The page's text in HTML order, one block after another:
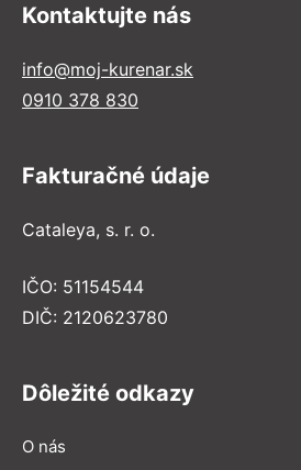
Kontaktujte nás
info@moj-kurenar.sk
0910 378 830
Fakturačné údaje
Cataleya, s. r. o.
IČO: 51154544
DIČ: 2120623780
Dôležité odkazy
O nás